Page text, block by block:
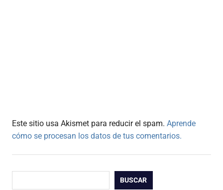
Este sitio usa Akismet para reducir el spam. Aprende
cómo se procesan los datos de tus comentarios.
BUSCAR